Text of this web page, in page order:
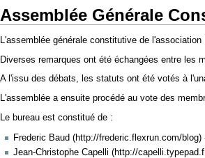
Assemblée Générale
L'assemblée générale constitutive de
Diverses remarques ont été échangées entre les
A l'issu des débats, les statuts ont été votés à
L'assemblée a ensuite procédé au vote des
Le bureau est constitué de :
Frederic Baud
Jean-Christophe Capelli